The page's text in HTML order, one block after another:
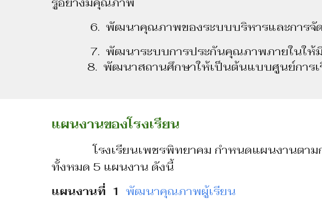
6. พัฒนาคุณภาพของระบบบริหารและการจัด
7. พัฒนาระบบการประกันคุณภาพภายในให้มี
8. พัฒนาสถานศึกษาให้เป็นต้นแบบศูนย์การเ
แผนงานของโรงเรียน
โรงเรียนเพชรพิทยาคม กําหนดแผนงานตามก
ทั้งหมด 5 แผนงาน ดังนี้
แผนงานที่ 1
พัฒนาคุณภาพผู้เรียน